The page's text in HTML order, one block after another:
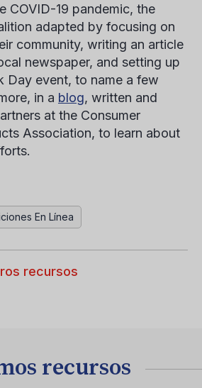
COVID-19 pandemic, the
adapted by focusing on
community, writing an article
newspaper, and setting up
Day event, to name a few
in a blog, written and
at the Consumer
Association, to learn about
En Línea
recursos
recursos